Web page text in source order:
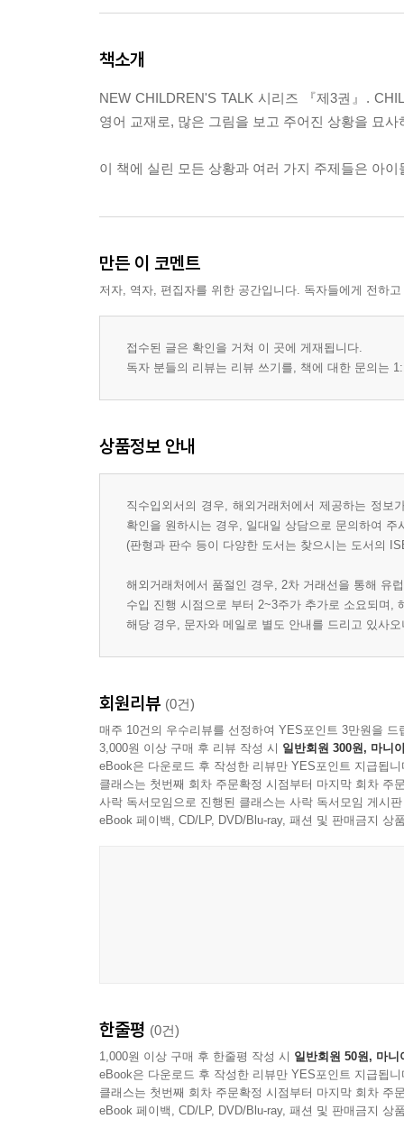
책소개
NEW CHILDREN'S TALK 시리즈 『제3권』.
영어 교재로, 많은 그림을 보고 주어진 상황을 묘
이 책에 실린 모든 상황과 여러 가지 주제들은 아
만든 이 코멘트
저자, 역자, 편집자를 위한 공간입니다. 독자들에게 전하
접수된 글은 확인을 거쳐 이 곳에 게재됩니다.
독자 분들의 리뷰는 리뷰 쓰기를, 책에 대한 문의는
상품정보 안내
직수입외서의 경우, 해외거래처에서 제공하는 정
확인을 원하시는 경우, 일대일 상담으로 문의하여 주
(판형과 판수 등이 다양한 도서는 찾으시는 도서의
해외거래처에서 품절인 경우, 2차 거래선을 통해 유
수입 진행 시점으로 부터 2~3주가 추가로 소요되며,
해당 경우, 문자와 메일로 별도 안내를 드리고 있사
회원리뷰 (0건)
매주 10건의 우수리뷰를 선정하여 YES포인트 3만원을 드
3,000원 이상 구매 후 리뷰 작성 시 일반회원 300원, 마니
eBook은 다운로드 후 작성한 리뷰만 YES포인트 지급됩니
클래스는 첫번째 회차 주문확정 시점부터 마지막 회차 주
사락 독서모임으로 진행된 클래스는 사락 독서모임 게시
eBook 페이백, CD/LP, DVD/Blu-ray, 패션 및 판매금지 상
한줄평 (0건)
1,000원 이상 구매 후 한줄평 작성 시 일반회원 50원, 마니
eBook은 다운로드 후 작성한 리뷰만 YES포인트 지급됩니
클래스는 첫번째 회차 주문확정 시점부터 마지막 회차 주
eBook 페이백, CD/LP, DVD/Blu-ray, 패션 및 판매금지 상